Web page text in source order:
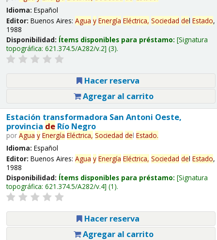
Idioma: Español
Editor: Buenos Aires: Agua y Energía Eléctrica, Sociedad del Estado,
1988
Disponibilidad: Ítems disponibles para préstamo: Signatura
topográfica: 621.374.5/A282/v.2 (3).
Hacer reserva
Agregar al carrito
Estación transformadora San Antoni Oeste,
provincia deRío Negro
por Agua y Energía Eléctrica, Sociedad del Estado.
Idioma: Español
Editor: Buenos Aires: Agua y Energía Eléctrica, Sociedad del Estado,
1988
Disponibilidad: Ítems disponibles para préstamo: Signatura
topográfica: 621.374.5/A282/v.4 (1).
Hacer reserva
Agregar al carrito